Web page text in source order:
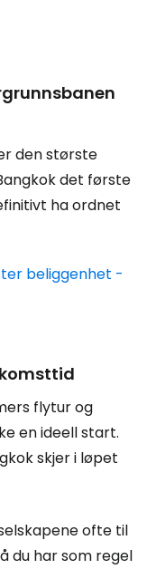
den største
det første
ha ordnet
beliggenhet -
flytur og
en ideell start.
skjer i løpet
ofte til
du har som regel